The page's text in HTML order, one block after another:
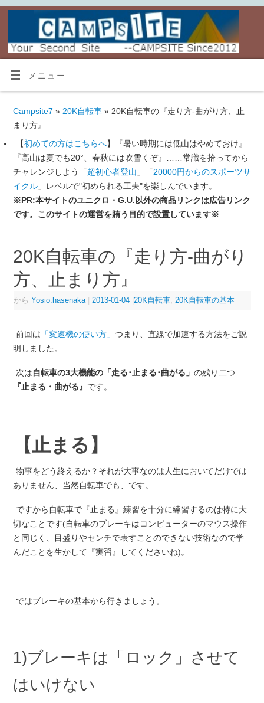
メニュー
Campsite7 » 20K自転車» 20K自転車の『走り方-曲がり方、止
まり方』
【初めての方はこちらへ】『暑い時期には低山はやめておけ』
『高山は夏でも20°、春秋には吹雪くぞ』……常識を拾ってから
チャレンジしよう「超初心者登山 」「20000円からのスポーツサ
イクル」レベルで"初められる工夫"を楽しんでいます。
※PR:本サイトのユニクロ・G.U.以外の商品リンクは広告リンク
です。このサイトの運営を賄う目的で設置しています※
20K自転車の『走り方-曲がり
方、止まり方』
から Yosio.hasenaka 2013-01-04 20K自転車, 20K自転車の基本
前回は 「変速機の使い方」 つまり、直線で加速する方法をご説
明しました。
次は自転車の3大機能の「走る･止まる･曲がる」 の残り二つ
『止まる・曲がる』 です。
【止まる】
物事をどう終えるか？それが大事なのは人生においてだけでは
ありません、当然自転車でも、です。
ですから自転車で『止まる』練習を十分に練習するのは特に大
切なことです(自転車のブレーキはコンピューターのマウス操作
と同じく、目盛りやセンチで表すことのできない技術なので学
んだことを生かして『実習』してくださいね)。
ではブレーキの基本から行きましょう。
1)ブレーキは「ロック」させて
はいけない